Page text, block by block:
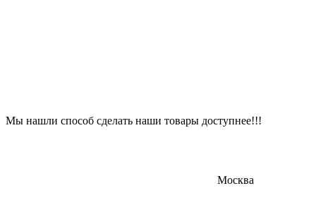
Мы нашли способ сделать наши товары доступнее!!!
Москва